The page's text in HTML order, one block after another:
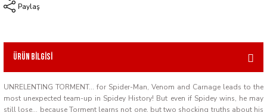
Paylaş
Ürün Bilgisi
UNRELENTING TORMENT... for Spider-Man, Venom and Carnage leads to the
most unexpected team-up in Spidey History! But even if Spidey wins, he may
still lose... because Torment learns not one, but two shocking truths about his